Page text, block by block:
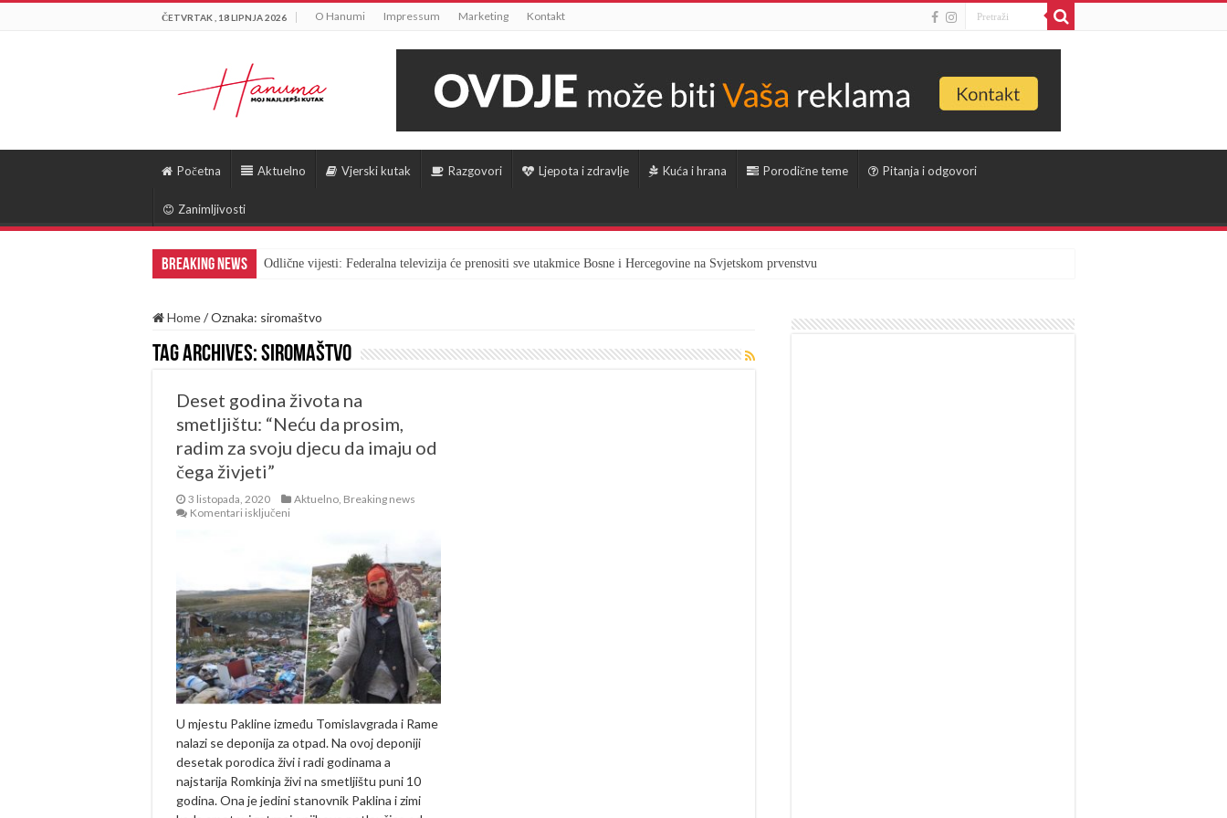
ČETVRTAK , 18 LIPNJA 2026 O Hanumi Impressum Marketing Kontakt
Početna Aktuelno Vjerski kutak Razgovori Ljepota i zdravlje Kuća i hrana Porodične teme Pitanja i odgovori
Zanimljivosti
Breaking News Odlične vijesti: Federalna televizija će prenositi sve utakmice Bosne i Hercegovine na Svjetskom prvenstvu
Home/Oznaka: siromaštvo
Tag Archives:siromaštvo
Deset godina života na
smetljištu: “Neću da prosim,
radim za svoju djecu da imaju od
čega živjeti”
3 listopada, 2020 Aktuelno, Breaking news
Komentari isključeni
smetljištu:
“Neću
da
prosim,
radim
za
svoju
djecu
da
imaju
čega
živjeti”
U mjestu Pakline između Tomislavgrada i Rame
nalazi se deponija za otpad. Na ovoj deponiji
desetak porodica živi i radi godinama a
najstarija Romkinja živi na smetljištu puni 10
godina. Ona je jedini stanovnik Paklina i zimi